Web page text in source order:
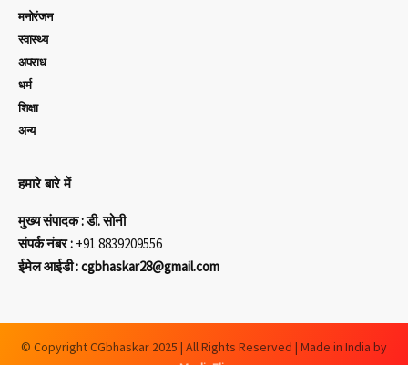
मनोरंजन
स्वास्थ्य
अपराध
धर्म
शिक्षा
अन्य
हमारे बारे में
मुख्य संपादक : डी. सोनी
संपर्क नंबर : +91 8839209556
ईमेल आईडी : cgbhaskar28@gmail.com
© Copyright CGbhaskar 2025 | All Rights Reserved | Made in India by